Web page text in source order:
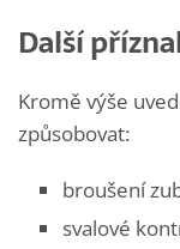
Další
Kromě výše
způsobovat:
broušení
svalové